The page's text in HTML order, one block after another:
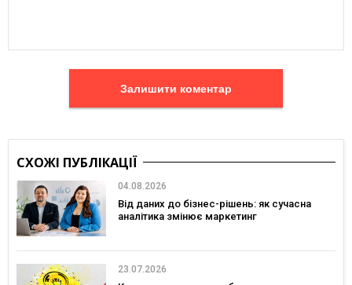
Залишити коментар
СХОЖІ ПУБЛІКАЦІЇ
04.08.2026
Від даних до бізнес-рішень: як сучасна
аналітика змінює маркетинг
23.07.2026